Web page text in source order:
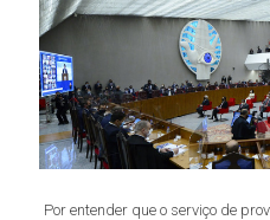
Por entender que o serviço de